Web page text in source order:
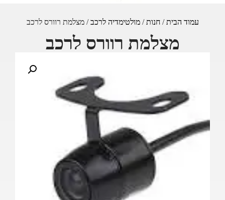
עמוד הבית/חנות/מולטימדיה לרכב/ מצלמת רוורס לרכב
מצלמת רוורס לרכב